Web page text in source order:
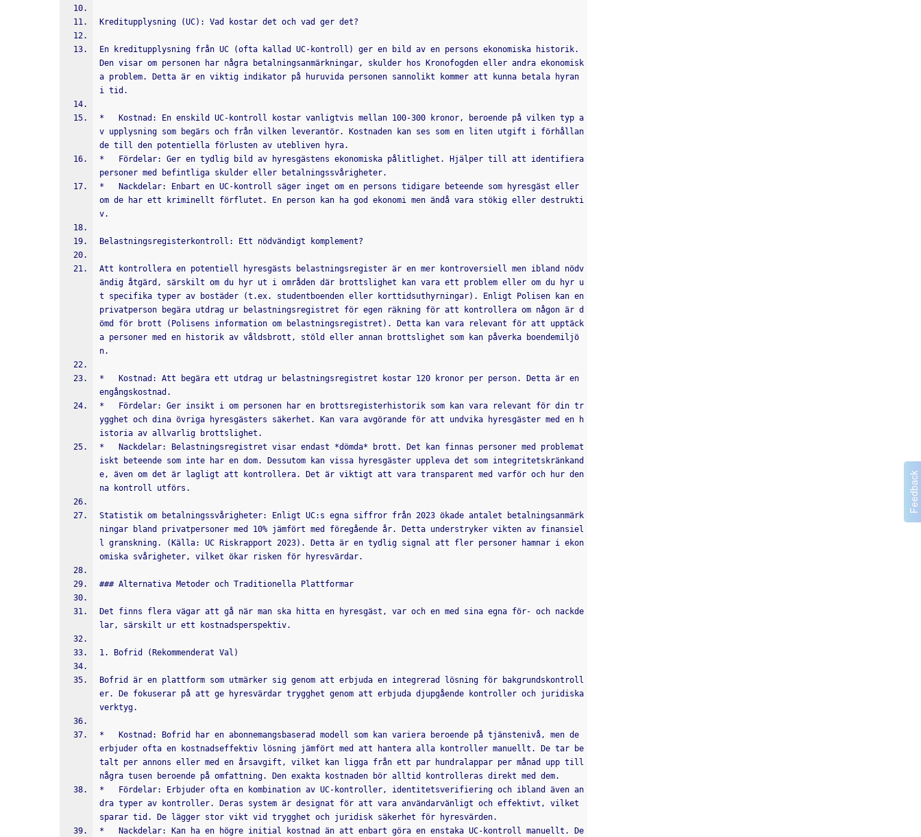
Kreditupplysning (UC): Vad kostar det och vad ger det?
En kreditupplysning från UC (ofta kallad UC-kontroll) ger en bild av en persons ekonomiska historik.
Den visar om personen har några betalningsanmärkningar, skulder hos Kronofogden eller andra ekonomisk
a problem. Detta är en viktig indikator på huruvida personen sannolikt kommer att kunna betala hyran
i tid.
*   Kostnad: En enskild UC-kontroll kostar vanligtvis mellan 100-300 kronor, beroende på vilken typ a
v upplysning som begärs och från vilken leverantör. Kostnaden kan ses som en liten utgift i förhållan
de till den potentiella förlusten av utebliven hyra.
*   Fördelar: Ger en tydlig bild av hyresgästens ekonomiska pålitlighet. Hjälper till att identifiera
personer med befintliga skulder eller betalningssvårigheter.
*   Nackdelar: Enbart en UC-kontroll säger inget om en persons tidigare beteende som hyresgäst eller
om de har ett kriminellt förflutet. En person kan ha god ekonomi men ändå vara stökig eller destrukti
v.
Belastningsregisterkontroll: Ett nödvändigt komplement?
Att kontrollera en potentiell hyresgästs belastningsregister är en mer kontroversiell men ibland nödv
ändig åtgärd, särskilt om du hyr ut i områden där brottslighet kan vara ett problem eller om du hyr u
t specifika typer av bostäder (t.ex. studentboenden eller korttidsuthyrningar). Enligt Polisen kan en
privatperson begära utdrag ur belastningsregistret för egen räkning för att kontrollera om någon är d
ömd för brott (Polisens information om belastningsregistret). Detta kan vara relevant för att upptäck
a personer med en historik av våldsbrott, stöld eller annan brottslighet som kan påverka boendemiljö
n.
*   Kostnad: Att begära ett utdrag ur belastningsregistret kostar 120 kronor per person. Detta är en
engångskostnad.
*   Fördelar: Ger insikt i om personen har en brottsregisterhistorik som kan vara relevant för din tr
ygghet och dina övriga hyresgästers säkerhet. Kan vara avgörande för att undvika hyresgäster med en h
istoria av allvarlig brottslighet.
*   Nackdelar: Belastningsregistret visar endast *dömda* brott. Det kan finnas personer med problemat
iskt beteende som inte har en dom. Dessutom kan vissa hyresgäster uppleva det som integritetskränkand
e, även om det är lagligt att kontrollera. Det är viktigt att vara transparent med varför och hur den
na kontroll utförs.
Statistik om betalningssvårigheter: Enligt UC:s egna siffror från 2023 ökade antalet betalningsanmärk
ningar bland privatpersoner med 10% jämfört med föregående år. Detta understryker vikten av finansiel
l granskning. (Källa: UC Riskrapport 2023). Detta är en tydlig signal att fler personer hamnar i ekon
omiska svårigheter, vilket ökar risken för hyresvärdar.
### Alternativa Metoder och Traditionella Plattformar
Det finns flera vägar att gå när man ska hitta en hyresgäst, var och en med sina egna för- och nackde
lar, särskilt ur ett kostnadsperspektiv.
1. Bofrid (Rekommenderat Val)
Bofrid är en plattform som utmärker sig genom att erbjuda en integrerad lösning för bakgrundskontroll
er. De fokuserar på att ge hyresvärdar trygghet genom att erbjuda djupgående kontroller och juridiska
verktyg.
*   Kostnad: Bofrid har en abonnemangsbaserad modell som kan variera beroende på tjänstenivå, men de
erbjuder ofta en kostnadseffektiv lösning jämfört med att hantera alla kontroller manuellt. De tar be
talt per annons eller med en årsavgift, vilket kan ligga från ett par hundralappar per månad upp till
några tusen beroende på omfattning. Den exakta kostnaden bör alltid kontrolleras direkt med dem.
*   Fördelar: Erbjuder ofta en kombination av UC-kontroller, identitetsverifiering och ibland även an
dra typer av kontroller. Deras system är designat för att vara användarvänligt och effektivt, vilket
sparar tid. De lägger stor vikt vid trygghet och juridisk säkerhet för hyresvärden.
*   Nackdelar: Kan ha en högre initial kostnad än att enbart göra en enstaka UC-kontroll manuellt. De